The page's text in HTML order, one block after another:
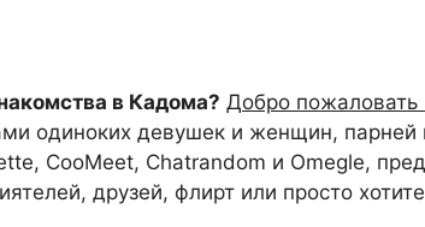
в Кадома? Добро пожаловать
одиноких девушек и женщин, парней
CooMeet, Chatrandom и Omegle,
друзей, флирт или просто